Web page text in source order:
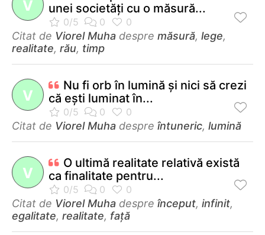
V
unei societăţi cu o măsură...
Citat de Viorel Muha despre măsură, lege,
realitate, rău, timp
V
Nu fi orb în lumină şi nici să crezi
că eşti luminat în...
Citat de Viorel Muha despre întuneric, lumină
V
O ultimă realitate relativă există
ca finalitate pentru...
Citat de Viorel Muha despre început, infinit,
egalitate, realitate, față